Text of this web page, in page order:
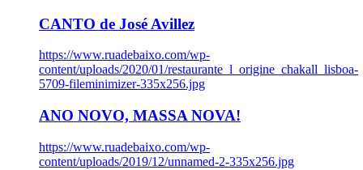
CANTO de José Avillez
https://www.ruadebaixo.com/wp-
content/uploads/2020/01/restaurante_l_origine_chakall_lisboa-
5709-fileminimizer-335x256.jpg
ANO NOVO, MASSA NOVA!
https://www.ruadebaixo.com/wp-
content/uploads/2019/12/unnamed-2-335x256.jpg